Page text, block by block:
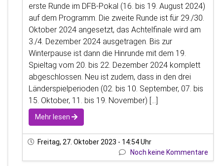
erste Runde im DFB-Pokal (16. bis 19. August 2024)
auf dem Programm. Die zweite Runde ist für 29./30.
Oktober 2024 angesetzt, das Achtelfinale wird am
3./4. Dezember 2024 ausgetragen. Bis zur
Winterpause ist dann die Hinrunde mit dem 19.
Spieltag vom 20. bis 22. Dezember 2024 komplett
abgeschlossen. Neu ist zudem, dass in den drei
Länderspielperioden (02. bis 10. September, 07. bis
15. Oktober, 11. bis 19. November) [...]
Mehr lesen
Freitag, 27. Oktober 2023 - 14:54 Uhr
Noch keine Kommentare